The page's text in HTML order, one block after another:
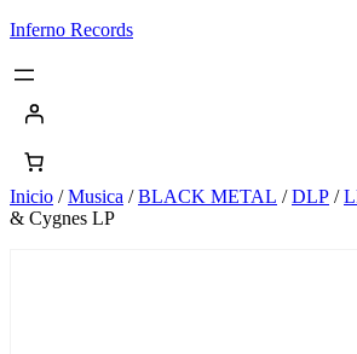
Saltar
contenido
Inferno Records
Inicio /Musica /BLACK METAL /DLP /
& Cygnes LP